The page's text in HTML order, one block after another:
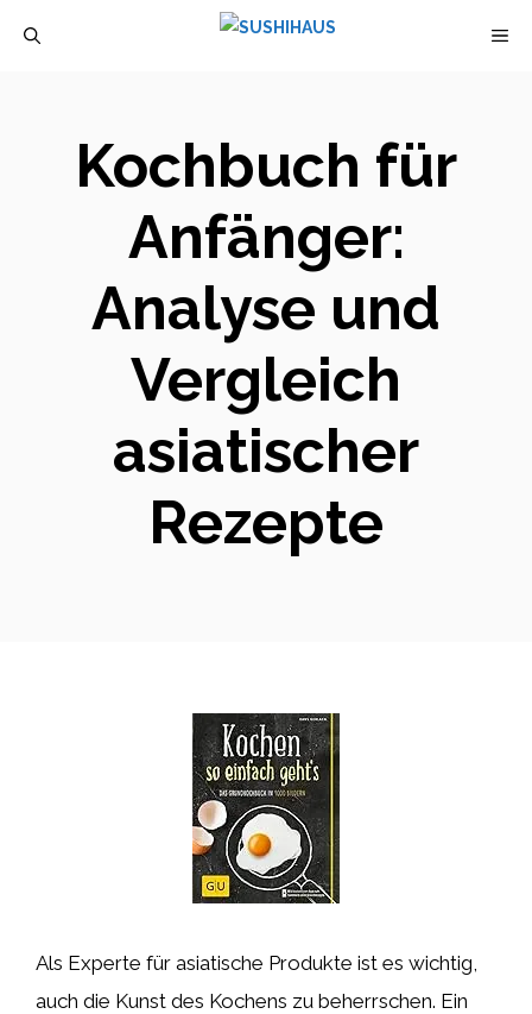
Kochbuch für
Anfänger:
Analyse und
Vergleich
asiatischer
Rezepte
Als Experte für asiatische Produkte ist es wichtig,
auch die Kunst des Kochens zu beherrschen. Ein